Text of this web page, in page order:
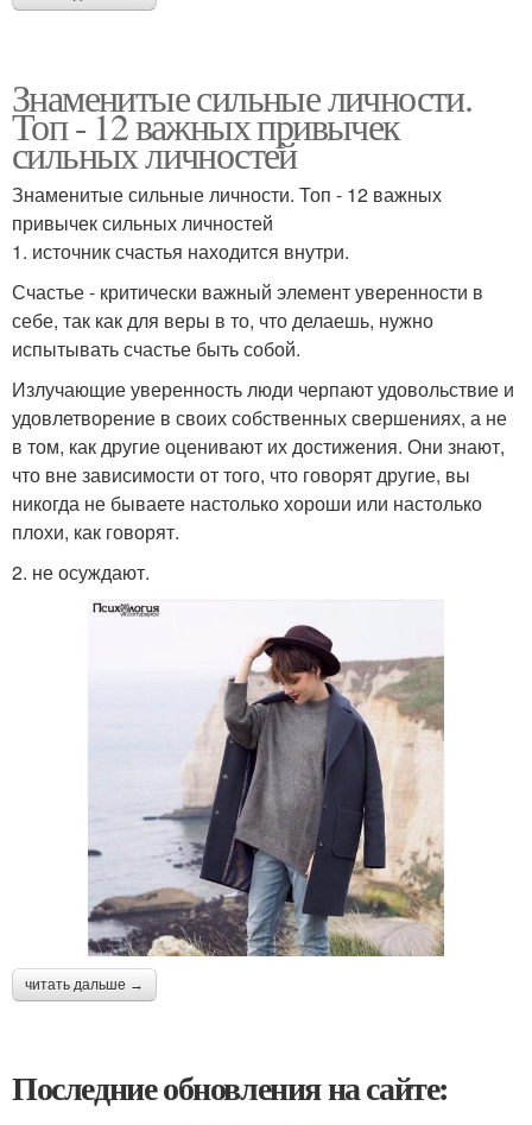
Знаменитые сильные личности.
Топ - 12 важных привычек
сильных личностей
Знаменитые сильные личности. Топ - 12 важных
привычек сильных личностей
1. источник счастья находится внутри.
Счастье - критически важный элемент уверенности в
себе, так как для веры в то, что делаешь, нужно
испытывать счастье быть собой.
Излучающие уверенность люди черпают удовольствие и
удовлетворение в своих собственных свершениях, а не
в том, как другие оценивают их достижения. Они знают,
что вне зависимости от того, что говорят другие, вы
никогда не бываете настолько хороши или настолько
плохи, как говорят.
2. не осуждают.
читать дальше →
Последние обновления на сайте: